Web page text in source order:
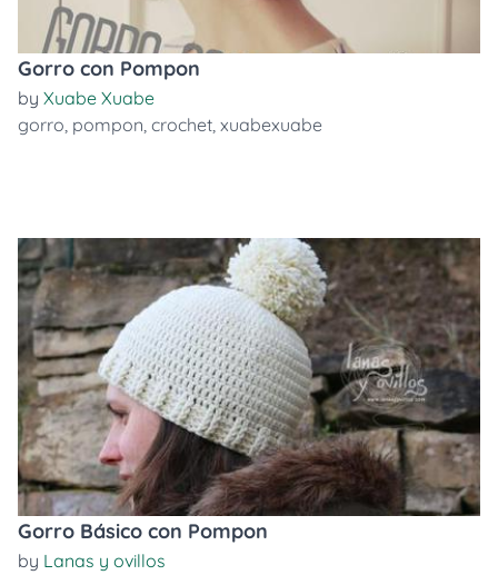
Gorro con Pompon
by Xuabe Xuabe
gorro, pompon, crochet, xuabexuabe
Gorro Básico con Pompon
by Lanas y ovillos